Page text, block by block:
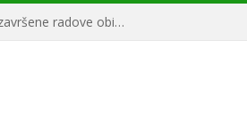
Završeno asfaltiranje deonice puta u Dubnici – završene radove obišao ministar Usame Zukorlić